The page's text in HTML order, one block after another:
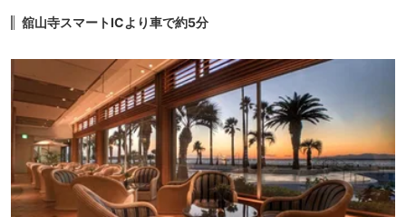
舘山寺スマートICより車で約5分